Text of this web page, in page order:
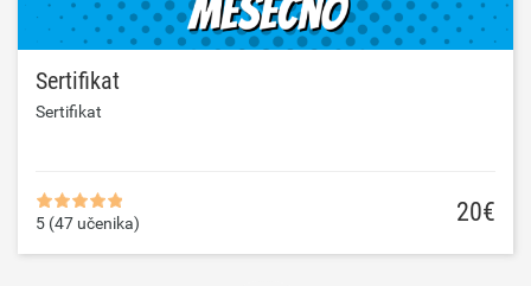
Sertifikat
Sertifikat
5 (47 učenika) 20€